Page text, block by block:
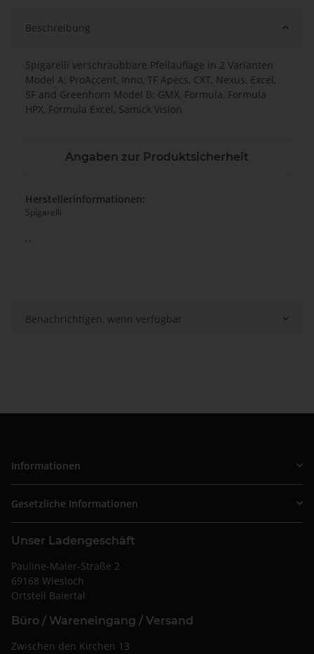
Beschreibung
Spigarelli verschraubbare Pfeilauflage in 2 Varianten
Model A: ProAccent, Inno, TF Apecs, CXT, Nexus, Excel,
SF and Greenhorn Model B: GMX, Formula, Formula
HPX, Formula Excel, Samick Vision
Angaben zur Produktsicherheit
Herstellerinformationen:
Spigarelli
, ,
Benachrichtigen, wenn verfügbar
Informationen
Gesetzliche Informationen
Unser Ladengeschäft
Pauline-Maier-Straße 2
69168 Wiesloch
Ortsteil Baiertal
Büro / Wareneingang / Versand
Zwischen den Kirchen 13